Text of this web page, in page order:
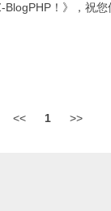
！》，祝
<< 1 >>